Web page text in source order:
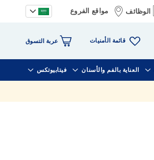
الوظائف مواقع الفروع
قائمة الأمنيات عربة التسوق
العناية بالفم والأسنان فيتابيوتكس